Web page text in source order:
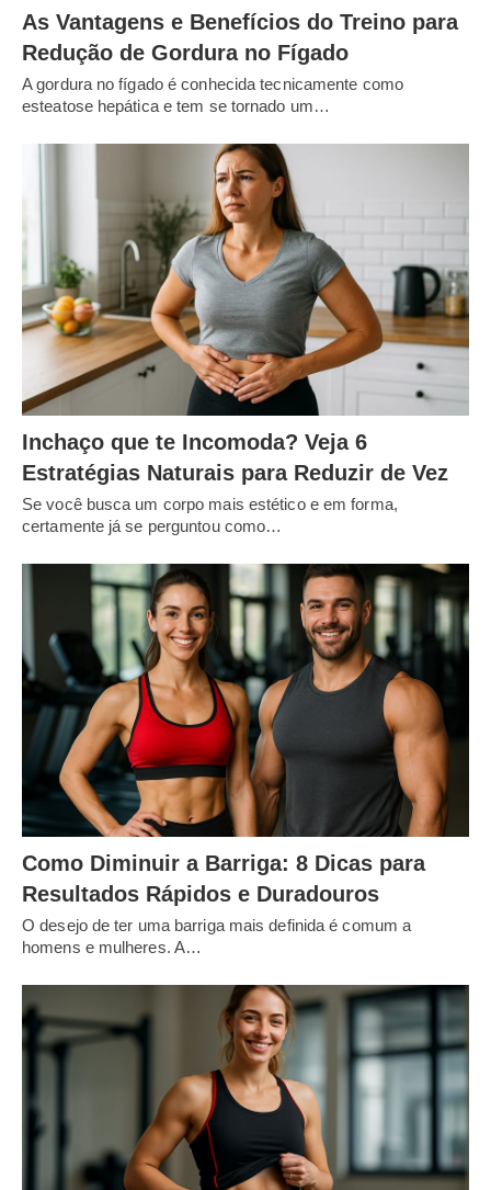
As Vantagens e Benefícios do Treino para
Redução de Gordura no Fígado
A gordura no fígado é conhecida tecnicamente como
esteatose hepática e tem se tornado um…
Inchaço que te Incomoda? Veja 6
Estratégias Naturais para Reduzir de Vez
Se você busca um corpo mais estético e em forma,
certamente já se perguntou como…
Como Diminuir a Barriga: 8 Dicas para
Resultados Rápidos e Duradouros
O desejo de ter uma barriga mais definida é comum a
homens e mulheres. A…